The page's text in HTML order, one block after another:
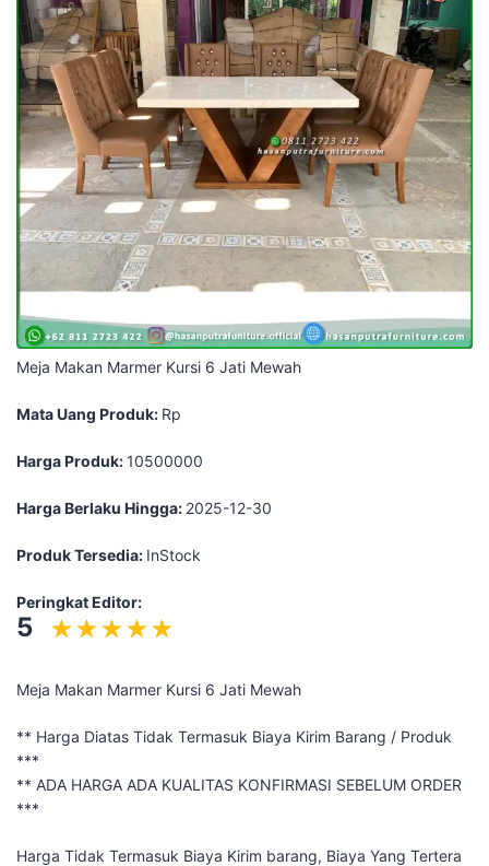
Meja Makan Marmer Kursi 6 Jati Mewah
Mata Uang Produk: Rp
Harga Produk:10500000
Harga Berlaku Hingga: 2025-12-30
Produk Tersedia: InStock
Peringkat Editor:
5
Meja Makan Marmer Kursi 6 Jati Mewah
** Harga Diatas Tidak Termasuk Biaya Kirim Barang / Produk
***
** ADA HARGA ADA KUALITAS KONFIRMASI SEBELUM ORDER
***
Harga Tidak Termasuk Biaya Kirim barang, Biaya Yang Tertera